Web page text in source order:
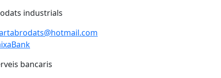
industrials
bancaris